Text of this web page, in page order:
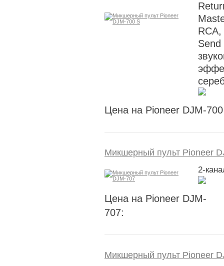
Send
Цена на Pioneer DJM-
Микшерный пульт Pioneer
2-
Цена на Pioneer DJM-
707:
Микшерный пульт Pioneer